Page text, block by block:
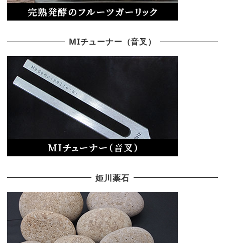
MIチューナー（音叉）
姫川薬石